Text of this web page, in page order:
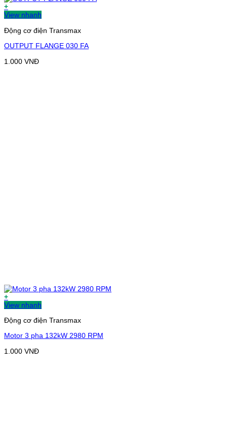
+
View nhanh
Động cơ điện Transmax
OUTPUT FLANGE 030 FA
1.000 VNĐ
+
View nhanh
Động cơ điện Transmax
Motor 3 pha 132kW 2980 RPM
1.000 VNĐ